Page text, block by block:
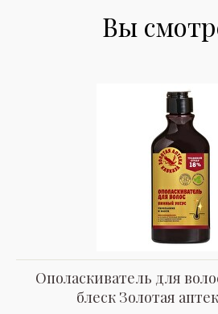
Вы
Ополаскиватель для
блеск Золотая